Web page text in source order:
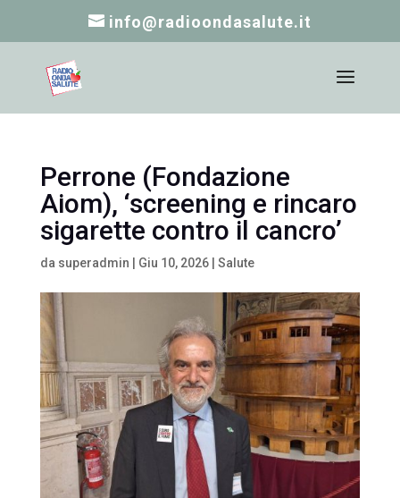
info@radioondasalute.it
Perrone (Fondazione
Aiom), ‘screening e rincaro
sigarette contro il cancro’
da superadmin Giu 10, 2026| Salute